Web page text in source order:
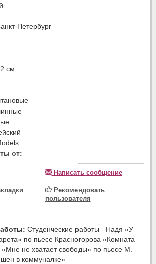
Петербург
см
от:
Написать сообщение
Рекомендовать
пользователя
Студенческие работы - Надя «У
по пьесе Красногорова «Комната
не хватает свободы» по пьесе М.
в коммуналке»